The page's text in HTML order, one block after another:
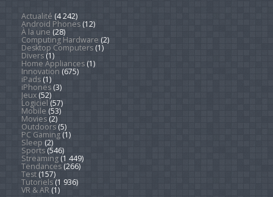
Actualité (4 242)
Android Phones(12)
À la une (28)
Computing Hardware (2)
Desktop Computers(1)
Divers(1)
Home Appliances(1)
Innovation (675)
iPads(1)
iPhones(3)
Jeux(52)
Logiciel (57)
Mobile (53)
Movies(2)
Outdoors(5)
PC Gaming(1)
Sleep (2)
Sports(546)
Streaming(1 449)
Tendances(266)
Test(157)
Tutoriels(1 936)
VR & AR(1)